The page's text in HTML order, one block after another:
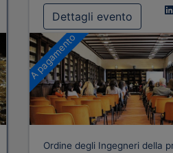
Dettagli evento
A pagamento
Ordine degli Ingegneri della